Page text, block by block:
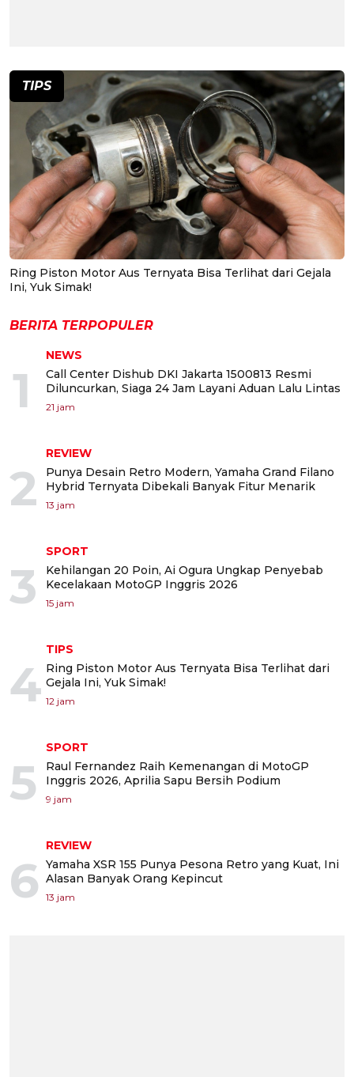
TIPS
Ring Piston Motor Aus Ternyata Bisa Terlihat dari Gejala
Ini, Yuk Simak!
BERITA TERPOPULER
1
NEWS
Call Center Dishub DKI Jakarta 1500813 Resmi
Diluncurkan, Siaga 24 Jam Layani Aduan Lalu Lintas
21 jam
2
REVIEW
Punya Desain Retro Modern, Yamaha Grand Filano
Hybrid Ternyata Dibekali Banyak Fitur Menarik
13 jam
3
SPORT
Kehilangan 20 Poin, Ai Ogura Ungkap Penyebab
Kecelakaan MotoGP Inggris 2026
15 jam
4
TIPS
Ring Piston Motor Aus Ternyata Bisa Terlihat dari
Gejala Ini, Yuk Simak!
12 jam
5
SPORT
Raul Fernandez Raih Kemenangan di MotoGP
Inggris 2026, Aprilia Sapu Bersih Podium
9 jam
6
REVIEW
Yamaha XSR 155 Punya Pesona Retro yang Kuat, Ini
Alasan Banyak Orang Kepincut
13 jam